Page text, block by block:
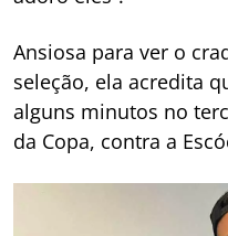
Ansiosa para ver o
seleção, ela acredita
alguns minutos no
da Copa, contra a